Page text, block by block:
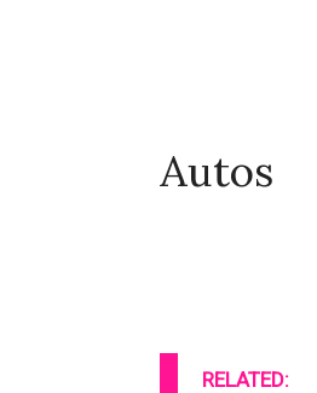
Autos
RELATED: